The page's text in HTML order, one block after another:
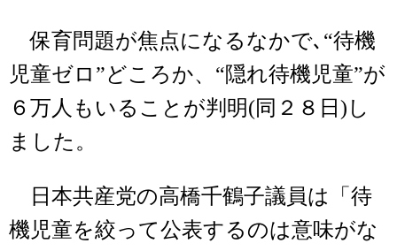
保育問題が焦点になるなかで､“待機
児童ゼロ”どころか、“隠れ待機児童”が
６万人もいることが判明(同２８日)し
ました。
日本共産党の高橋千鶴子議員は「待
機児童を絞って公表するのは意味がな